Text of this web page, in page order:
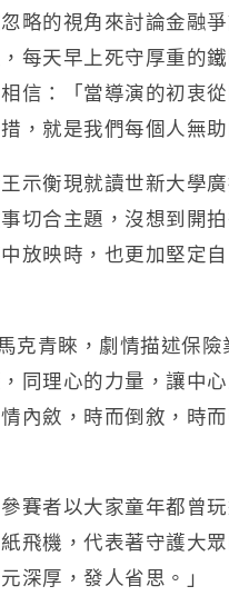
略的視角來討論金融
每天早上死守厚重的
信：「當導演的初衷
，就是我們每個人無
示衡現就讀世新大學
切合主題，沒想到開
放映時，也更加堅定
克青睞，劇情描述保
同理心的力量，讓中
內斂，時而倒敘，時
賽者以大家童年都曾
飛機，代表著守護大
深厚，發人省思。」